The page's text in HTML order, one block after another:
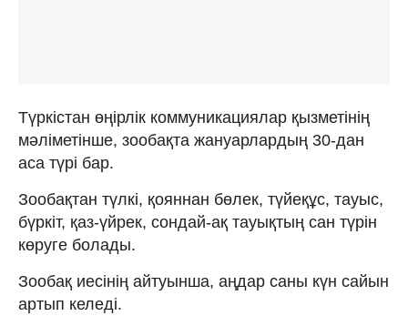
Түркістан өңірлік коммуникациялар қызметінің
мәліметінше, зообақта жануарлардың 30-дан
аса түрі бар.
Зообақтан түлкі, қояннан бөлек, түйеқұс, тауыс,
бүркіт, қаз-үйрек, сондай-ақ тауықтың сан түрін
көруге болады.
Зообақ иесінің айтуынша, аңдар саны күн сайын
артып келеді.